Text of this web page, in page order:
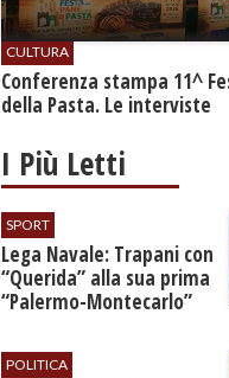
CULTURA
Conferenza stampa 11^
della Pasta. Le interviste
I Più Letti
SPORT
​Lega Navale: Trapani con
“Querida” alla sua prima
“Palermo-Montecarlo”
POLITICA